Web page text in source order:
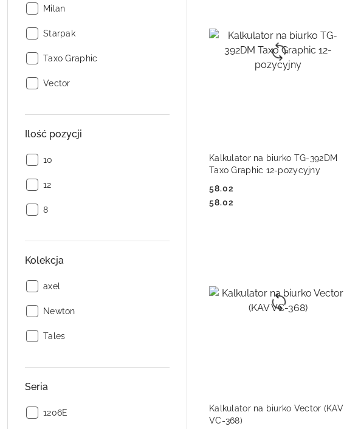
Producent:
Milan
Producent:
Starpak
Producent:
Taxo Graphic
Producent:
Vector
Ilość pozycji
Ilość
10
Ilość
12
Ilość
8
Kolekcja
Kolekcja:
axel
Kolekcja:
Newton
Kolekcja:
Tales
Seria
Seria:
1206E
Kalkulator na biurko TG-392DM
Taxo Graphic 12-pozycyjny
Cena:
58.02
Cena:
58.02
DO KOSZYKA
Kalkulator na biurko Vector (KAV
VC-368)
DO KOSZYKA